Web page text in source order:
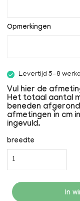
Opmerkingen
Levertijd 5-8
Vul hier de
Het totaal aantal
beneden
afmetingen in cm
ingevuld.
breedte
In